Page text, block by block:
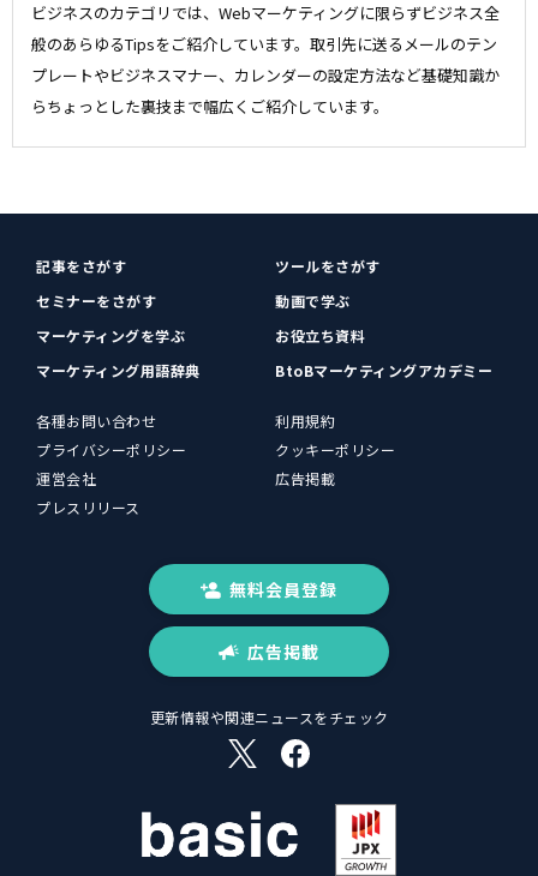
ビジネスのカテゴリでは、Webマーケティングに限らずビジネス全
般のあらゆるTipsをご紹介しています。取引先に送るメールのテン
プレートやビジネスマナー、カレンダーの設定方法など基礎知識か
らちょっとした裏技まで幅広くご紹介しています。
記事をさがす
ツールをさがす
セミナーをさがす
動画で学ぶ
マーケティングを学ぶ
お役立ち資料
マーケティング用語辞典
BtoBマーケティングアカデミー
各種お問い合わせ
利用規約
プライバシーポリシー
クッキーポリシー
運営会社
広告掲載
プレスリリース
無料会員登録
広告掲載
更新情報や関連ニュースをチェック